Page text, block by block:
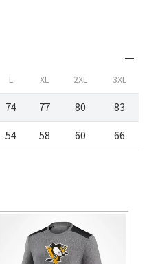
L XL 2XL 3XL
74 77 80
83
54 58 60 66